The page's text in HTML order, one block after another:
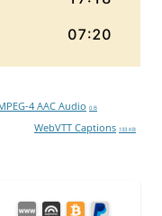
4 AAC Audio 0 B
WebVTT Captions 133 KB